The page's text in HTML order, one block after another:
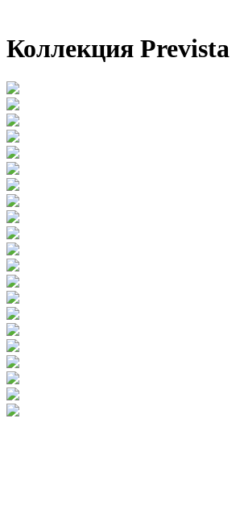
Коллекция Prevista